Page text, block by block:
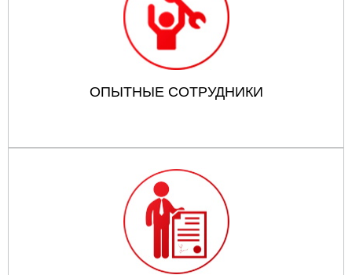
ОПЫТНЫЕ СОТРУДНИКИ